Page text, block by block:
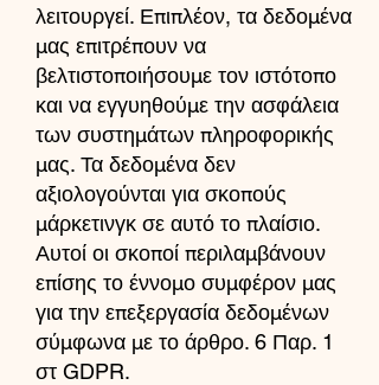
λειτουργεί. Επιπλέον, τα δεδομένα
μας επιτρέπουν να
βελτιστοποιήσουμε τον ιστότοπο
και να εγγυηθούμε την ασφάλεια
των συστημάτων πληροφορικής
μας. Τα δεδομένα δεν
αξιολογούνται για σκοπούς
μάρκετινγκ σε αυτό το πλαίσιο.
Αυτοί οι σκοποί περιλαμβάνουν
επίσης το έννομο συμφέρον μας
για την επεξεργασία δεδομένων
σύμφωνα με το άρθρο. 6 Παρ. 1
στ GDPR.